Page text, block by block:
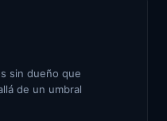
sin dueño que
de un umbral